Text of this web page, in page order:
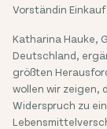
Vorständin Einkauf
Katharina Hauke,
Deutschland,
größten
wollen wir zeigen,
Widerspruch zu